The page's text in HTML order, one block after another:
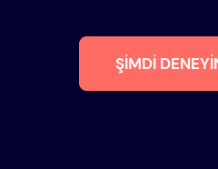
ŞIMDI